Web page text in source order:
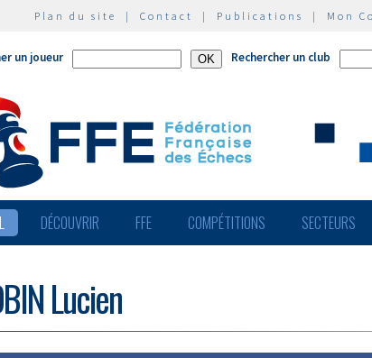
Plan du site | Contact | Publications | Mon
un joueur Rechercher un club
DÉCOUVRIR FFE COMPÉTITIONS SECTEURS
Lucien